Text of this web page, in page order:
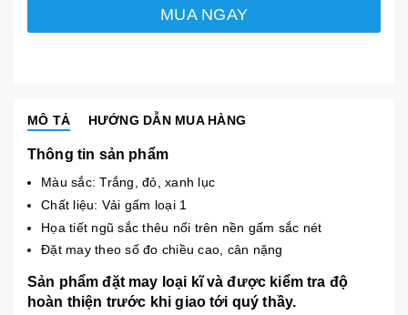
MUA NGAY
MÔ TẢ HƯỚNG DẪN MUA HÀNG
Thông tin sản phẩm
Màu sắc: Trắng, đỏ, xanh lục
Chất liệu: Vải gấm loại 1
Họa tiết ngũ sắc thêu nổi trên nền gấm sắc nét
Đặt may theo số đo chiều cao, cân nặng
Sản phẩm đặt may loại kĩ và được kiểm tra độ
hoàn thiện trước khi giao tới quý thầy.